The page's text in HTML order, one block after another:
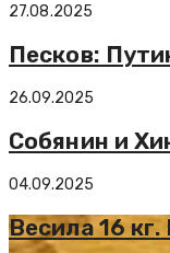
27.08.2025
Песков:
26.09.2025
Собянин и
04.09.2025
Весила 16